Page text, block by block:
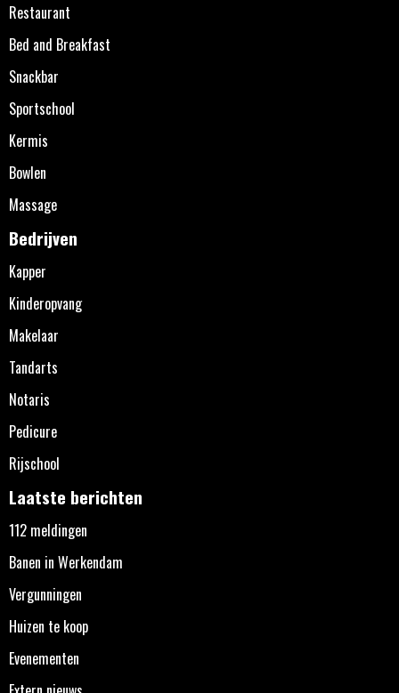
Restaurant
Bed and Breakfast
Snackbar
Sportschool
Kermis
Bowlen
Massage
Bedrijven
Kapper
Kinderopvang
Makelaar
Tandarts
Notaris
Pedicure
Rijschool
Laatste berichten
112 meldingen
Banen in Werkendam
Vergunningen
Huizen te koop
Evenementen